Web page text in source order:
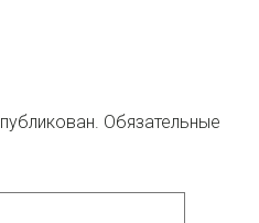
Обязательные